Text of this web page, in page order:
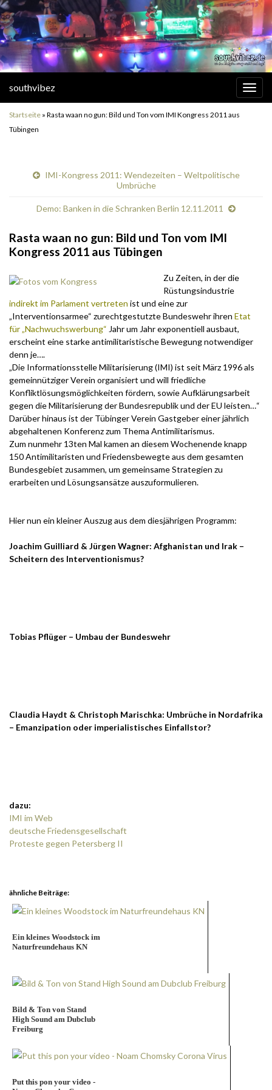
southvibez
Startseite » Rasta waan no gun: Bild und Ton vom IMI Kongress 2011 aus
Tübingen
IMI-Kongress 2011: Wendezeiten – Weltpolitische
Umbrüche
Demo: Banken in die Schranken Berlin 12.11.2011
Rasta waan no gun: Bild und Ton vom IMI
Kongress 2011 aus Tübingen
Zu Zeiten, in der die
Rüstungsindustrie
indirekt im Parlament vertreten ist und eine zur
„Interventionsarmee“ zurechtgestutzte Bundeswehr ihren Etat
für „Nachwuchswerbung“ Jahr um Jahr exponentiell ausbaut,
erscheint eine starke antimilitaristische Bewegung notwendiger
denn je….
„Die Informationsstelle Militarisierung (IMI) ist seit März 1996 als
gemeinnütziger Verein organisiert und will friedliche
Konfliktlösungsmöglichkeiten fördern, sowie Aufklärungsarbeit
gegen die Militarisierung der Bundesrepublik und der EU leisten…“
Darüber hinaus ist der Tübinger Verein Gastgeber einer jährlich
abgehaltenen Konferenz zum Thema Antimilitarismus.
Zum nunmehr 13ten Mal kamen an diesem Wochenende knapp
150 Antimilitaristen und Friedensbewegte aus dem gesamten
Bundesgebiet zusammen, um gemeinsame Strategien zu
erarbeiten und Lösungsansätze auszuformulieren.
Hier nun ein kleiner Auszug aus dem diesjährigen Programm:
Joachim Guilliard & Jürgen Wagner: Afghanistan und Irak –
Scheitern des Interventionismus?
Tobias Pflüger – Umbau der Bundeswehr
Claudia Haydt & Christoph Marischka: Umbrüche in Nordafrika
– Emanzipation oder imperialistisches Einfallstor?
dazu:
IMI im Web
deutsche Friedensgesellschaft
Proteste gegen Petersberg II
ähnliche Beiträge:
Ein kleines Woodstock im
Naturfreundehaus KN
Bild & Ton von Stand
High Sound am Dubclub
Freiburg
Put this pon your video -